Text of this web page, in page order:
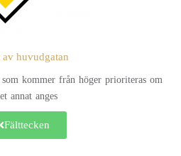
av huvudgatan
kommer från höger prioriteras om
annat anges
Fälttecken